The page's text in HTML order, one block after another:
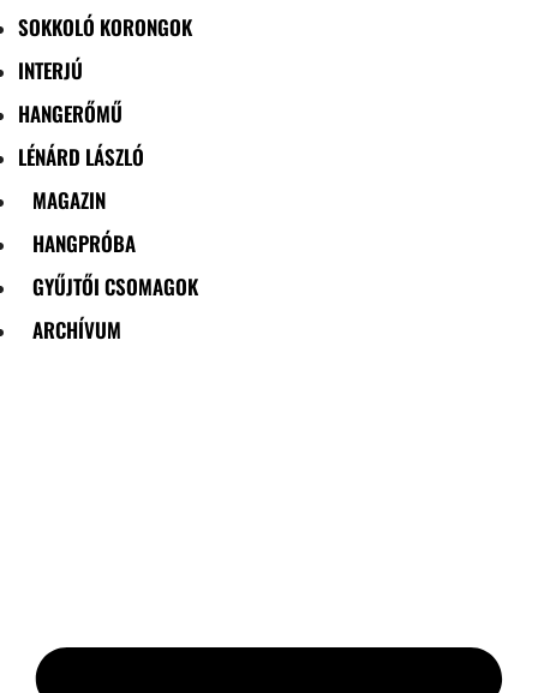
SOKKOLÓ KORONGOK
INTERJÚ
HANGERŐMŰ
LÉNÁRD LÁSZLÓ
MAGAZIN
HANGPRÓBA
GYŰJTŐI CSOMAGOK
ARCHÍVUM